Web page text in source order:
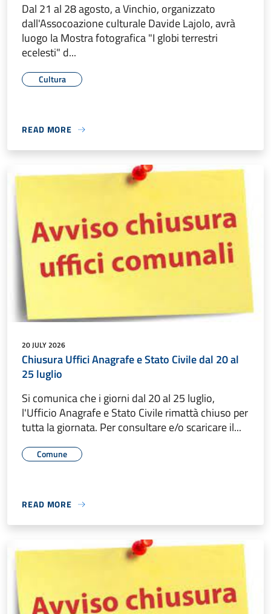
Dal 21 al 28 agosto, a Vinchio, organizzato
dall'Assocoazione culturale Davide Lajolo, avrà
luogo la Mostra fotografica "I globi terrestri
ecelesti" d...
Cultura
READ MORE
20 JULY 2026
Chiusura Uffici Anagrafe e Stato Civile dal 20 al
25 luglio
Si comunica che i giorni dal 20 al 25 luglio,
l'Ufficio Anagrafe e Stato Civile rimattà chiuso per
tutta la giornata. Per consultare e/o scaricare il...
Comune
READ MORE